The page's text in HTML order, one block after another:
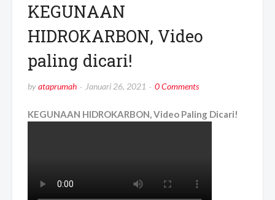
KEGUNAAN
HIDROKARBON, Video
paling dicari!
byataprumah Januari 26, 2021 0 Comments
KEGUNAAN HIDROKARBON, Video Paling Dicari!